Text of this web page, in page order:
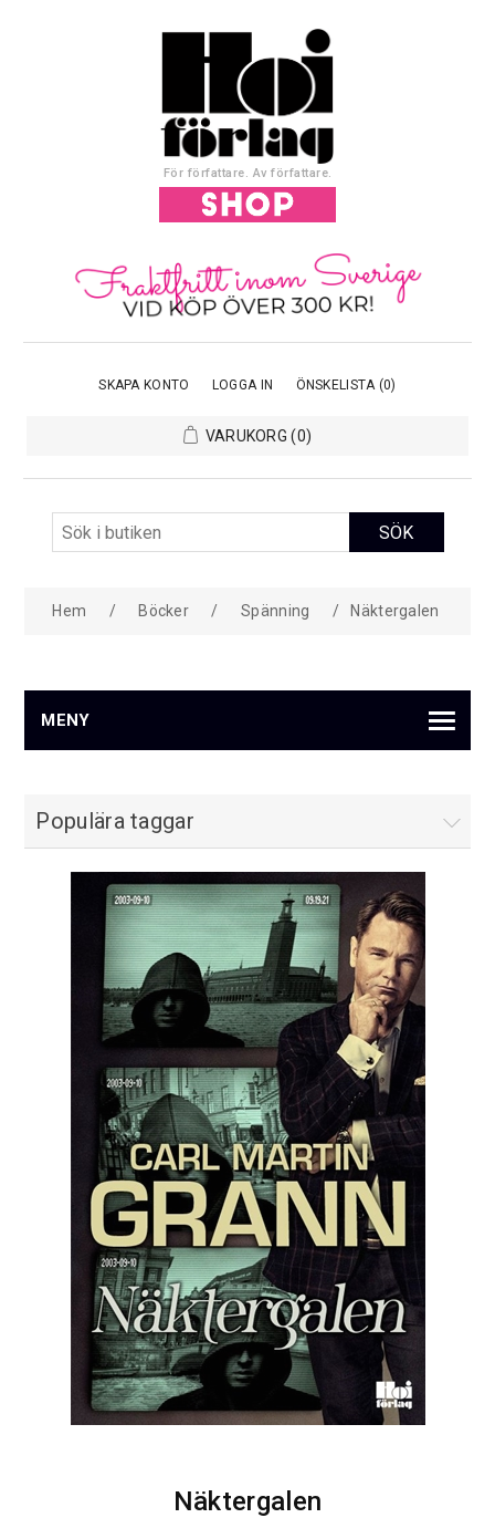
För författare. Av författare.
SKAPA KONTO LOGGA IN ÖNSKELISTA (0)
VARUKORG (0)
Hem / Böcker / Spänning / Näktergalen
MENY
Populära taggar
Näktergalen